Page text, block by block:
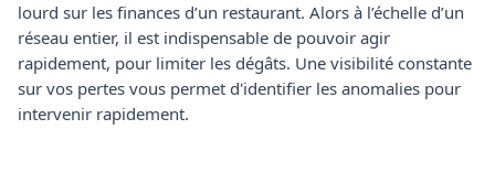
lourd sur les finances d’un restaurant. Alors à l’échelle d’un
réseau entier, il est indispensable de pouvoir agir
rapidement, pour limiter les dégâts. Une visibilité constante
sur vos pertes vous permet d'identifier les anomalies pour
intervenir rapidement.